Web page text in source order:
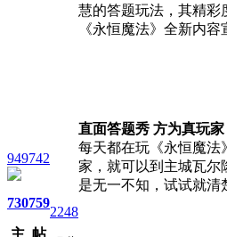
949742
730
主
759
帖
2248
慧的答题玩法，其精彩
《永恒魔法》全新内容
直面答题秀 方为真玩家
每天都在玩《永恒魔法
家，就可以到主城瓦尔
是无一不知，试试就清